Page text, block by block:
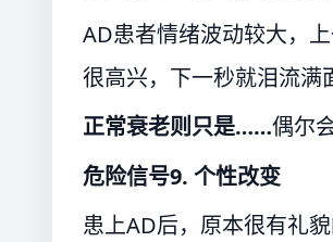
AD患者情绪波动较大，
很高兴，下一秒就泪流满
正常衰老则只是……偶尔
危险信号9. 个性改变
患上AD后，原本很有礼